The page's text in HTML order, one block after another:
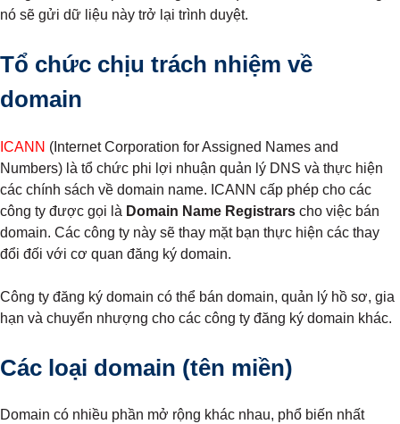
nó sẽ gửi dữ liệu này trở lại trình duyệt.
Tổ chức chịu trách nhiệm về
domain
ICANN (Internet Corporation for Assigned Names and
Numbers) là tổ chức phi lợi nhuận quản lý DNS và thực hiện
các chính sách về domain name. ICANN cấp phép cho các
công ty được gọi là Domain Name Registrars cho việc bán
domain. Các công ty này sẽ thay mặt bạn thực hiện các thay
đổi đối với cơ quan đăng ký domain.
Công ty đăng ký domain có thể bán domain, quản lý hồ sơ, gia
hạn và chuyển nhượng cho các công ty đăng ký domain khác.
Các loại domain (tên miền)
Domain có nhiều phần mở rộng khác nhau, phổ biến nhất